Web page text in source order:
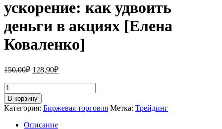
ускорение: как удвоить
деньги в акциях [Елена
Коваленко]
150,00₽ Первоначальная
составляла
150,00₽.
128,90₽Текущая
Количество
товара
Курс
Акции
старт
В корзину
Категория: Биржевая торговля Метка: Трейдинг
Описание